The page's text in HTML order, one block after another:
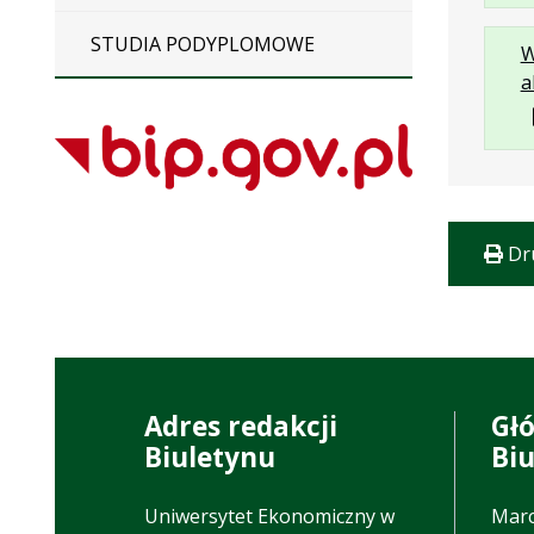
STUDIA PODYPLOMOWE
Adres redakcji
Biuletynu
Uniwersytet Ekonomiczny w